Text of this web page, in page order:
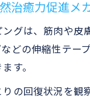
治癒力促進メ
グは、筋肉や皮
どの伸縮性テー
す。
の回復状況を